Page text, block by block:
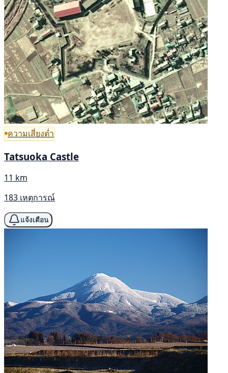
ความเสี่ยงต่ำ
Tatsuoka Castle
11 km
183 เหตุการณ์
แจ้งเตือน